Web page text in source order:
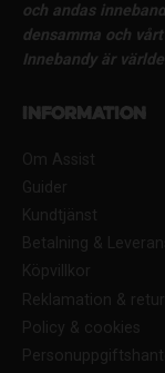
och andas
densamma och
Innebandy är
Information
Om Assist
Guider
Kundtjänst
Betalning & Leverans
Köpvillkor
Reklamation & retur
Policy & cookies